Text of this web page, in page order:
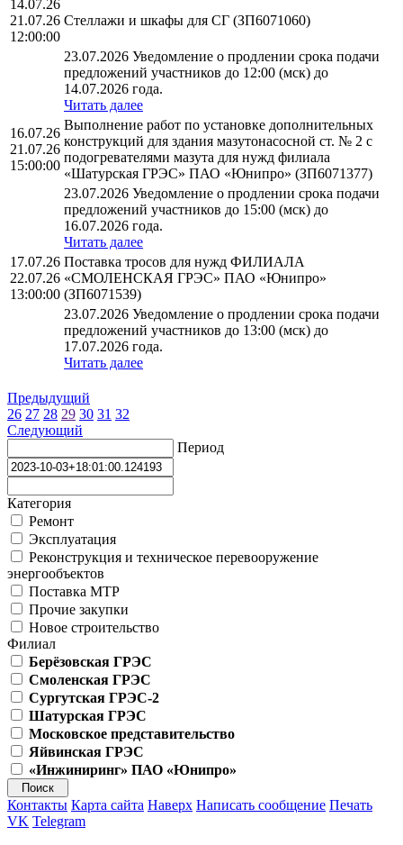
14.07.26
21.07.26
12:00:00
Стеллажи и шкафы для СГ (ЗП6071060)
23.07.2026 Уведомление о продлении срока подачи
предложений участников до 12:00 (мск) до
14.07.2026 года.
Читать далее
16.07.26
21.07.26
15:00:00
Выполнение работ по установке дополнительных
конструкций для здания мазутонасосной ст. № 2 с
подогревателями мазута для нужд филиала
«Шатурская ГРЭС» ПАО «Юнипро» (ЗП6071377)
23.07.2026 Уведомление о продлении срока подачи
предложений участников до 15:00 (мск) до
16.07.2026 года.
Читать далее
17.07.26
22.07.26
13:00:00
Поставка тросов для нужд ФИЛИАЛА
«СМОЛЕНСКАЯ ГРЭС» ПАО «Юнипро»
(ЗП6071539)
23.07.2026 Уведомление о продлении срока подачи
предложений участников до 13:00 (мск) до
17.07.2026 года.
Читать далее
Предыдущий
26 27 28 29 30 31 32
Следующий
Период
Категория
Ремонт
Эксплуатация
Реконструкция и техническое перевооружение
энергообъектов
Поставка МТР
Прочие закупки
Новое строительство
Филиал
Берёзовская ГРЭС
Смоленская ГРЭС
Сургутская ГРЭС-2
Шатурская ГРЭС
Московское представительство
Яйвинская ГРЭС
«Инжиниринг» ПАО «Юнипро»
Контакты Карта сайта Наверх Написать сообщение Печать
VK Telegram